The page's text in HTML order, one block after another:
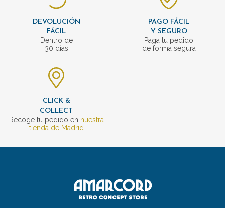
DEVOLUCIÓN
FÁCIL
Dentro de
30 días
PAGO FÁCIL
Y SEGURO
Paga tu pedido
de forma segura
CLICK &
COLLECT
Recoge tu pedido en nuestra
tienda de Madrid